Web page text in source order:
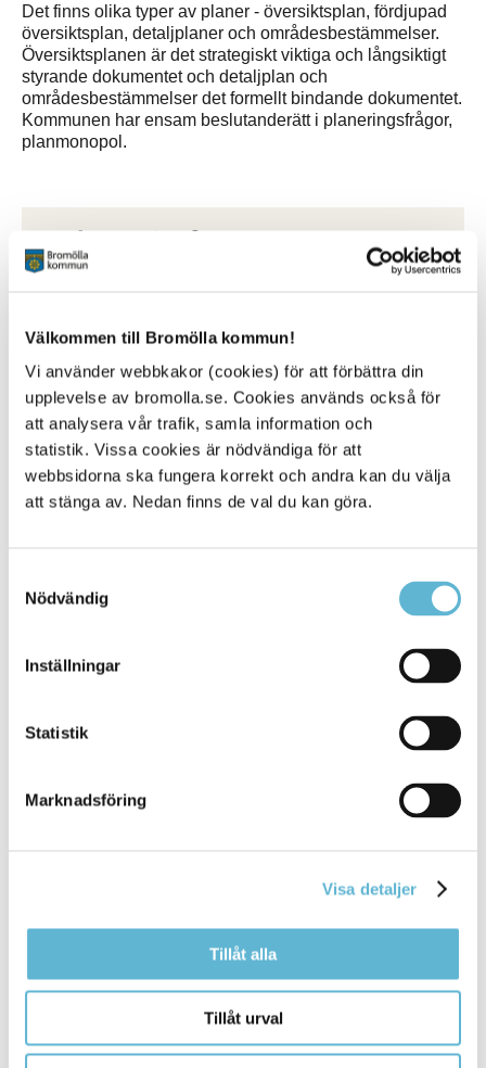
Välkommen till Bromölla kommun!
Vi använder webbkakor (cookies) för att förbättra din
upplevelse av bromolla.se. Cookies används också för
att analysera vår trafik, samla information och
statistik. Vissa cookies är nödvändiga för att
webbsidorna ska fungera korrekt och andra kan du välja
att stänga av. Nedan finns de val du kan göra.
Nödvändig
Inställningar
Statistik
Marknadsföring
Visa detaljer
Tillåt alla
Tillåt urval
Det finns olika typer av planer - översiktsplan, fördjupad
översiktsplan, detaljplaner och områdesbestämmelser.
Översiktsplanen är det strategiskt viktiga och långsiktigt
styrande dokumentet och detaljplan och
områdesbestämmelser det formellt bindande dokumentet.
Kommunen har ensam beslutanderätt i planeringsfrågor,
planmonopol.
Relaterad information
PBL kunskapsbanken om detaljplan
Ansökan om planändring
Boverket - översiktsplanen
Kontakt
0456-82 23 06
KONTAKT
Besöksadress